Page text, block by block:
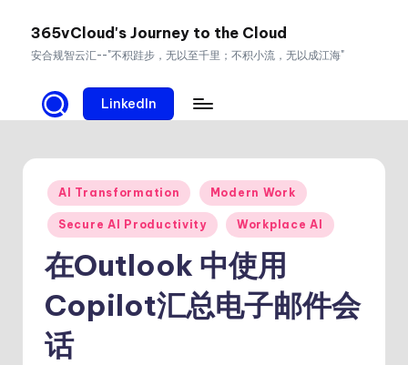
365vCloud's Journey to the Cloud
安合规智云汇--"不积跬步，无以至千里；不积小流，无以成江海"
LinkedIn
Posted
in
AI Transformation Modern Work
Secure AI Productivity Workplace AI
在Outlook 中使用
Copilot汇总电子邮件会
话